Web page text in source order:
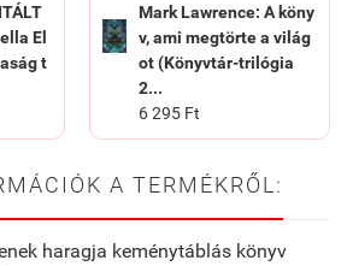
El
t
Mark Lawrence: A köny
v, ami megtörte a világ
ot (Könyvtár-trilógia
2...
6 295 Ft
A TERMÉKRŐL:
haragja keménytáblás könyv